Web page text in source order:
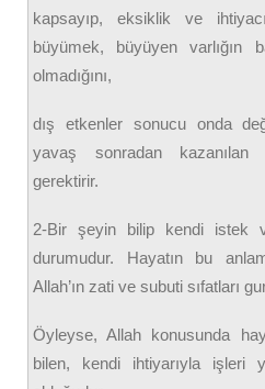
kapsayıp, eksiklik ve
büyümek, büyüyen varlığın
olmadığını,
dış etkenler sonucu onda
yavaş sonradan kazanılan
gerektirir.
2-Bir şeyin bilip kendi istek
durumudur. Hayatın bu
Allah’ın zati ve subuti sıfatları
Öyleyse, Allah konusunda
bilen, kendi ihtiyarıyla işleri